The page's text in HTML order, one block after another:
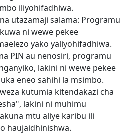
iliyohifadhiwa.
utazamaji salama: Programu
ni wewe pekee
yako yaliyohifadhiwa.
PIN au nenosiri, programu
lakini ni wewe pekee
eneo sahihi la msimbo.
kutumia kitendakazi cha
lakini ni muhimu
mtu aliye karibu ili
haujaidhinishwa.